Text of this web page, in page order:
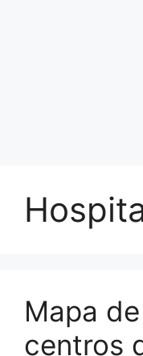
Mapa
centros